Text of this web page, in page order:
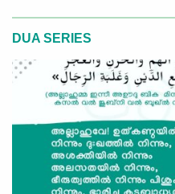
DUA SERIES